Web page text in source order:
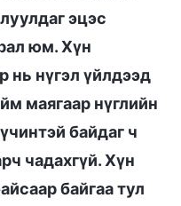
эцэс
юм. Хүн
нь нүгэл үйлдээд
маягаар нүглийн
байдаг ч
чадахгүй. Хүн
байгаа тул